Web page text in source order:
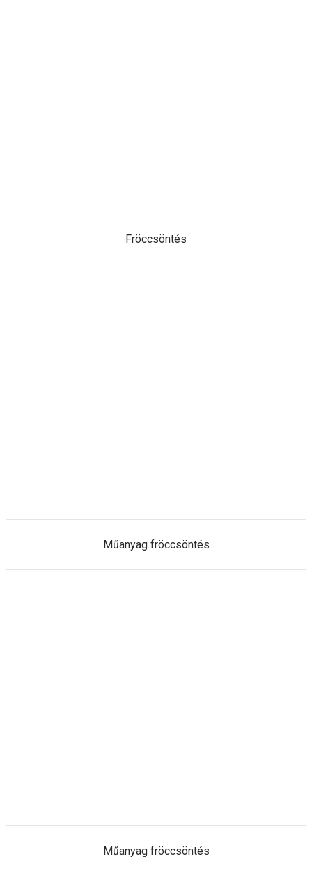
Fröccsöntés
Műanyag fröccsöntés
Műanyag fröccsöntés